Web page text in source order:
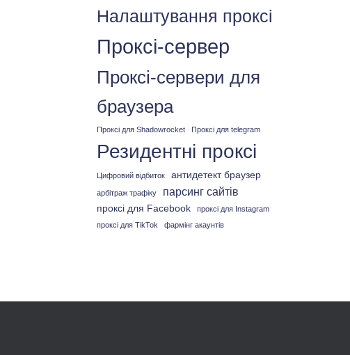
Налаштування проксі
Проксі-сервер
Проксі-сервери для
браузера
Проксі для Shadowrocket Проксі для telegram
Резидентні проксі
Цифровий відбиток антидетект браузер
арбітраж трафіку парсинг сайтів
проксі для Facebook
проксі для Instagram
проксі для TikTok
фармінг акаунтів